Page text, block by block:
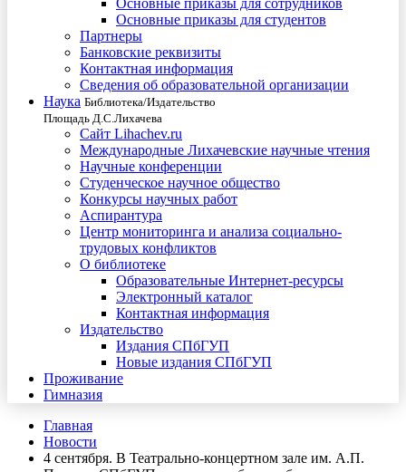
Основные приказы для сотрудников
Основные приказы для студентов
Партнеры
Банковские реквизиты
Контактная информация
Сведения об образовательной организации
Наука Библиотека/Издательство
Площадь Д.С.Лихачева
Сайт Lihachev.ru
Международные Лихачевские научные чтения
Научные конференции
Студенческое научное общество
Конкурсы научных работ
Аспирантура
Центр мониторинга и анализа социально-
трудовых конфликтов
О библиотеке
Образовательные Интернет-ресурсы
Электронный каталог
Контактная информация
Издательство
Издания СПбГУП
Новые издания СПбГУП
Проживание
Гимназия
Главная
Новости
4 сентября. В Театрально-концертном зале им. А.П.